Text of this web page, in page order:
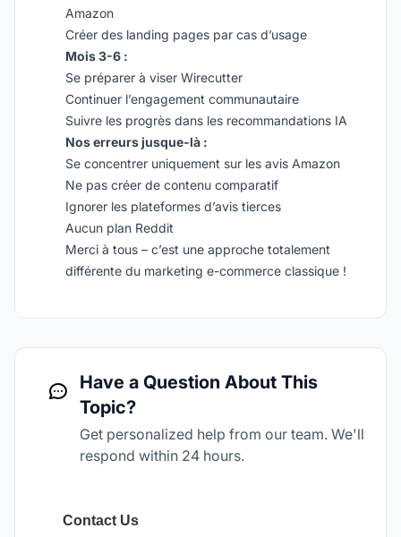
Amazon
Créer des landing pages par cas d’usage
Mois 3-6 :
Se préparer à viser Wirecutter
Continuer l’engagement communautaire
Suivre les progrès dans les recommandations IA
Nos erreurs jusque-là :
Se concentrer uniquement sur les avis Amazon
Ne pas créer de contenu comparatif
Ignorer les plateformes d’avis tierces
Aucun plan Reddit
Merci à tous – c’est une approche totalement
différente du marketing e-commerce classique !
Have a Question About This
Topic?
Get personalized help from our team. We'll
respond within 24 hours.